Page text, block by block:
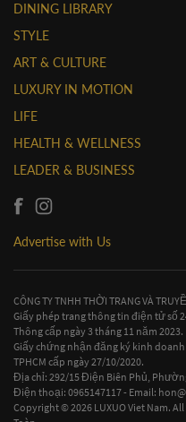
DINING LIBRARY
STYLE
ART & CULTURE
LUXURY IN MOTION
LIFE
HEALTH & WELLNESS
LEADER & BUSINESS
Advertise with Us
CÔNG TY TNHH THỜI TRANG VÀ
Giấy phép trang thông tin điện tử số
Thông cấp ngày 3 tháng 11 năm 2023.
Giấy chứng nhận đăng ký kinh
TPHCM cấp ngày 27/10/2020.
Địa chỉ: 292/15 Điện Biên Phủ,
Điện thoại: 0965147117 - Email:
Copyright © 2026 LUXUO Viet Nam.